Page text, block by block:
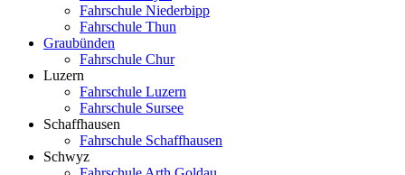
Fahrschule Niederbipp
Fahrschule Thun
Graubünden
Fahrschule Chur
Luzern
Fahrschule Luzern
Fahrschule Sursee
Schaffhausen
Fahrschule Schaffhausen
Schwyz